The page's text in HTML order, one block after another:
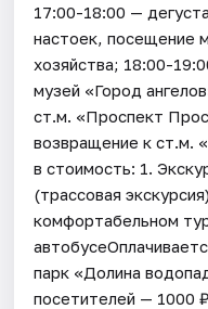
17:00-18:00 —
настоек, посещение
хозяйства; 18:00-
музей «Город
ст.м. «Проспект
возвращение к ст.м.
в стоимость: 1.
(трассовая
комфортабельном
парк «Долина
посетителей — 1000